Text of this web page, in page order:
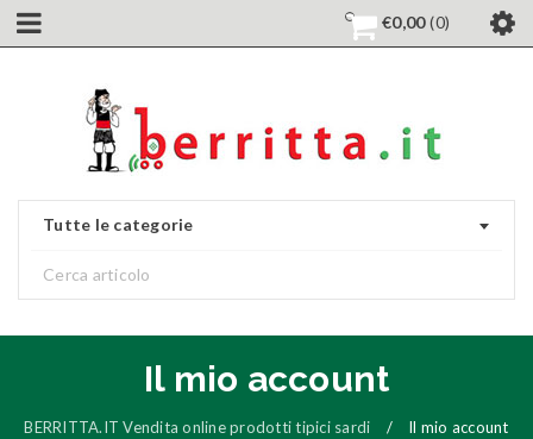
€0,00 0
Tutte le categorie
Il mio account
BERRITTA.IT Vendita online prodotti tipici sardi / Il mio account